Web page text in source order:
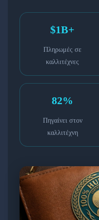
$1B+
Πληρωμές σε
καλλιτέχνες
82%
Πηγαίνει στον
καλλιτέχνη